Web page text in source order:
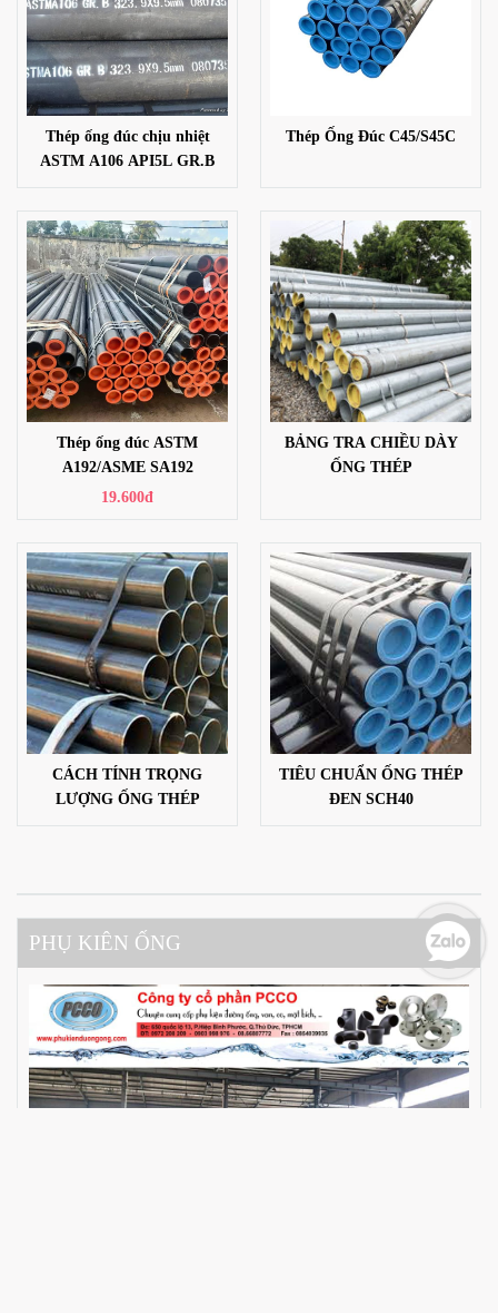
Thép ống đúc chịu nhiệt
ASTM A106 API5L GR.B
Thép Ống Đúc C45/S45C
Thép ống đúc ASTM
A192/ASME SA192
19.600đ
BẢNG TRA CHIỀU DÀY
ỐNG THÉP
CÁCH TÍNH TRỌNG
LƯỢNG ỐNG THÉP
TIÊU CHUẨN ỐNG THÉP
ĐEN SCH40
PHỤ KIÊN ỐNG